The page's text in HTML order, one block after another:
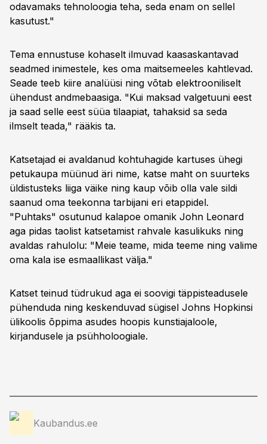
odavamaks tehnoloogia teha, seda enam on sellel
kasutust."
Tema ennustuse kohaselt ilmuvad kaasaskantavad
seadmed inimestele, kes oma maitsemeeles kahtlevad.
Seade teeb kiire analüüsi ning võtab elektrooniliselt
ühendust andmebaasiga. "Kui maksad valgetuuni eest
ja saad selle eest süüa tilaapiat, tahaksid sa seda
ilmselt teada," rääkis ta.
Katsetajad ei avaldanud kohtuhagide kartuses ühegi
petukaupa müünud äri nime, katse maht on suurteks
üldistusteks liiga väike ning kaup võib olla vale sildi
saanud oma teekonna tarbijani eri etappidel.
"Puhtaks" osutunud kalapoe omanik John Leonard
aga pidas taolist katsetamist rahvale kasulikuks ning
avaldas rahulolu: "Meie teame, mida teeme ning valime
oma kala ise esmaallikast välja."
Katset teinud tüdrukud aga ei soovigi täppisteadusele
pühenduda ning keskenduvad sügisel Johns Hopkinsi
ülikoolis õppima asudes hoopis kunstiajaloole,
kirjandusele ja psühholoogiale.
Kaubandus.ee